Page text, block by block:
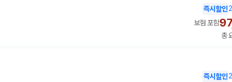
즉시할인2
보험 포함
총
즉시할인2